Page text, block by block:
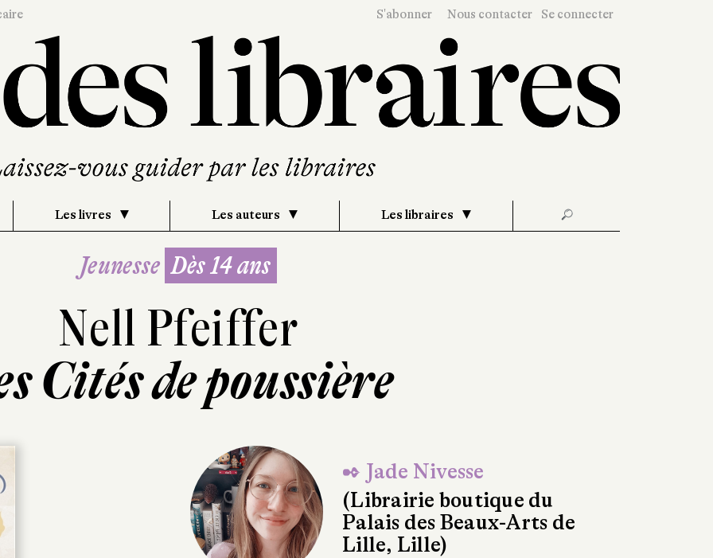
S'abonner Nous contacter Se connecter
Les livres Les auteurs Les libraires 🔎
Jeunesse Dès 14 ans
Nell Pfeiffer
Cités de poussière
✒ Jade Nivesse
(Librairie boutique du
Palais des Beaux-Arts de
Lille, Lille)